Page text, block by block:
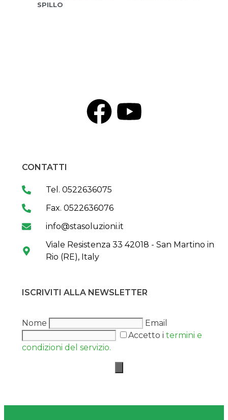
SPILLO
CONTATTI
Tel. 0522636075
Fax. 0522636076
info@stasoluzioni.it
Viale Resistenza 33 42018 - San Martino in
Rio (RE), Italy
ISCRIVITI ALLA NEWSLETTER
Nome
Email
Accetto i termini e
condizioni del servizio.